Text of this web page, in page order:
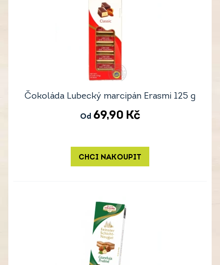
Čokoláda Lubecký marcipán Erasmi 125 g
Od 69,90 Kč
CHCI NAKOUPIT